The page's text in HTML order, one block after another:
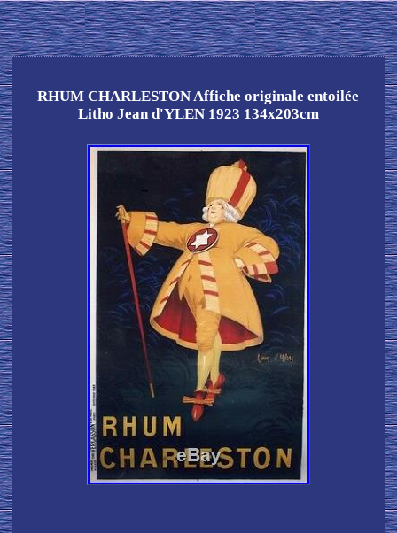
RHUM CHARLESTON Affiche originale entoilée
Litho Jean d'YLEN 1923 134x203cm